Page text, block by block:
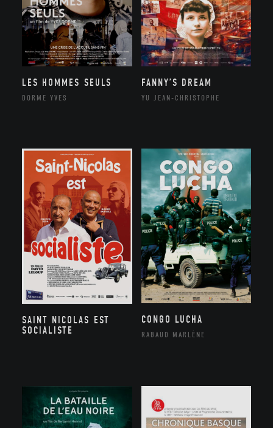
LES HOMMES SEULS
DORME YVES
FANNY’S DREAM
YU JEAN-CHRISTOPHE
SAINT NICOLAS EST
SOCIALISTE
CONGO LUCHA
RABAUD MARLÈNE